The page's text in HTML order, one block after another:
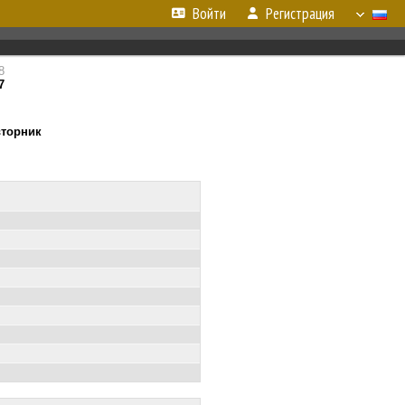
Войти Регистрация